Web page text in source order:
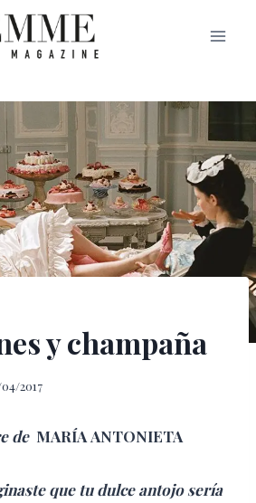
y champaña
2017
de MARÍA ANTONIETA
que tu dulce antojo sería